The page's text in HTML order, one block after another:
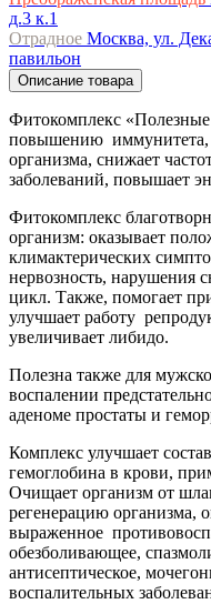
д.3 к.1
Отрадное Москва, ул.
павильон
Описание товара
Фитокомплекс «Полезные
повышению иммунитета,
организма, снижает
заболеваний, повышает
Фитокомплекс
организм: оказывает
климактерических
нервозность, нарушения
цикл. Также, помогает
улучшает работу
увеличивает либидо.
Полезна также для
воспалении
аденоме простаты и
Комплекс улучшает
гемоглобина в крови,
Очищает организм от
регенерацию организма,
выраженное
обезболивающее,
антисептическое,
воспалительных